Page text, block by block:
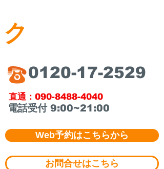
ク
​0120-17-2529
​直通：090-8488-4040
​電話受付 9:00~21:00
Web予約はこちらから
お問合せはこちら